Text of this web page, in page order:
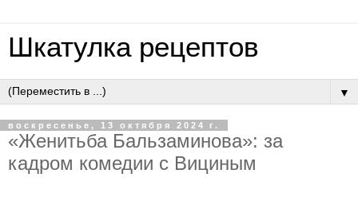
Шкатулка рецептов
▼
воскресенье, 13 октября 2024 г.
«Женитьба Бальзаминова»: за
кадром комедии с Вициным